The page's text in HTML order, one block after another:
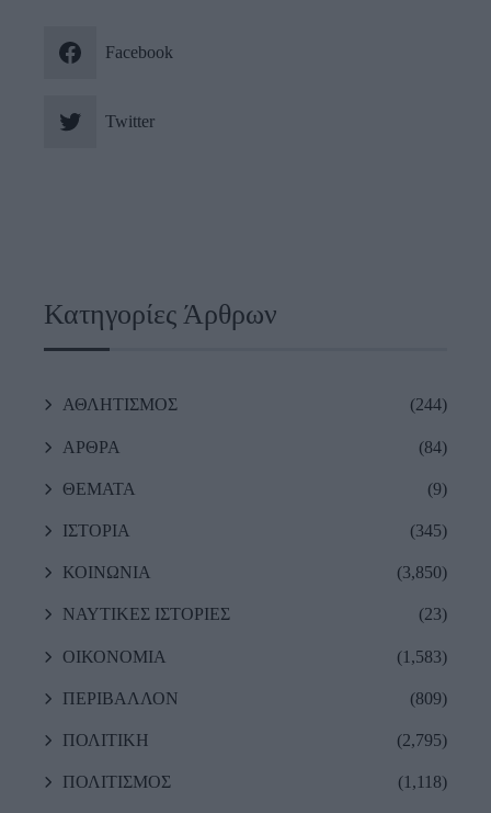
Facebook
Twitter
Κατηγορίες Άρθρων
ΑΘΛΗΤΙΣΜΟΣ (244)
ΑΡΘΡΑ (84)
ΘΕΜΑΤΑ (9)
ΙΣΤΟΡΙΑ (345)
ΚΟΙΝΩΝΙΑ (3,850)
ΝΑΥΤΙΚΕΣ ΙΣΤΟΡΙΕΣ (23)
ΟΙΚΟΝΟΜΙΑ (1,583)
ΠΕΡΙΒΑΛΛΟΝ (809)
ΠΟΛΙΤΙΚΗ (2,795)
ΠΟΛΙΤΙΣΜΟΣ (1,118)